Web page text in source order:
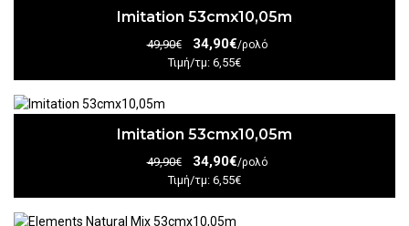
Imitation 53cmx10,05m
49,90€ 34,90€/ρολό
Τιμή/τμ: 6,55€
Imitation 53cmx10,05m
49,90€ 34,90€/ρολό
Τιμή/τμ: 6,55€